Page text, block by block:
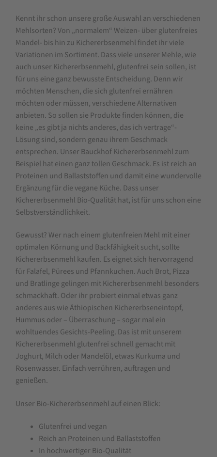
Bio
Kichererbsenmehl
glutenfrei
500g
Kennt ihr schon unsere große Auswahl an verschiedenen
Mehlsorten? Von „normalem“ Weizen- über glutenfreies
Mandel- bis hin zu Kichererbsenmehl findet ihr viele
Variationen im Sortiment. Dass viele unserer Mehle, wie
auch unser Kichererbsenmehl, glutenfrei sein sollen, ist
für uns eine ganz bewusste Entscheidung. Denn wir
möchten Menschen, die sich glutenfrei ernähren
möchten oder müssen, verschiedene Alternativen
anbieten. So sollen sie Produkte finden können, die
keine „es gibt ja nichts anderes, das ich vertrage“-
Lösung sind, sondern genau ihrem Geschmack
entsprechen. Unser Bauckhof Kichererbsenmehl zum
Beispiel hat einen ganz tollen Geschmack. Es ist reich an
Proteinen und Ballaststoffen und damit eine wundervolle
Ergänzung für die vegane Küche. Dass unser
Kichererbsenmehl Bio-Qualität hat, ist für uns schon eine
Selbstverständlichkeit.
Gewusst? Wer nach einem glutenfreien Mehl mit einer
optimalen Körnung und Backfähigkeit sucht, sollte
Kichererbsenmehl kaufen. Es eignet sich hervorragend
für Falafel, Pürees und Pfannkuchen. Auch Brot, Pizza
und Bratlinge gelingen mit Kichererbsenmehl besonders
schmackhaft. Oder ihr probiert einmal etwas ganz
anderes aus wie Äthiopischen Kichererbseneintopf,
Hummus oder – Überraschung – sogar mal ein
wohltuendes Gesichts-Peeling. Das ist mit unserem
Kichererbsenmehl glutenfrei schnell gemacht mit
Joghurt, Milch oder Mandelöl, etwas Kurkuma und
Rosenwasser. Einfach verrühren, auftragen und
genießen.
Unser Bio-Kichererbsenmehl auf einen Blick:
Glutenfrei und vegan
Reich an Proteinen und Ballaststoffen
In hochwertiger Bio-Qualität